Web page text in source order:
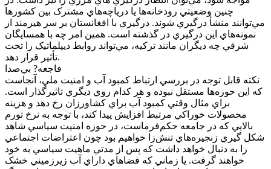
چنين وضعيتي رودخانه‌ها يا درياچه‌هاي مشترک بين کشورها
مي‌توانند منشأ درگيري شوند. درگيري با افغانستان بر سر هيرمند از
نمونه‌هاي اين درگيري در گذشته است. همين امر چه با همسايگان
شرقي چه ديگران مانند ترکيه، مي‌تواند روابط ديپلماتيک را تحت
تأثير قرار دهد.
فاجعه? بي‌صدا
نکته قابل توجه در بررسي ارتباط کمبود آب و امنيت ملي، آنجاست
که اين حوزه‌ها مستقل نبوده و هر کدام روي ديگري تاثيرگذار است.
براي مثال وقتي کمبود آب براي کشاورزان رخ دهد و هزينه
محصولات خوراکي مرتبط افزايش پيدا کند، با توجه به نرخ تورم
بالايي که در جامعه حکم‌فرماست، در حوزه امنيت سياسي شاهد
شکل گيري زنجيره‌هاي تنش‌زا خواهيم بود چون اعتراضات اجتماعي
را به دنبال خواهد داشت که پس از مدتي ماهيت سياسي به خود
خواهند گرفت. يا زماني که فضاهاي داراي آب زيرزميني خشک